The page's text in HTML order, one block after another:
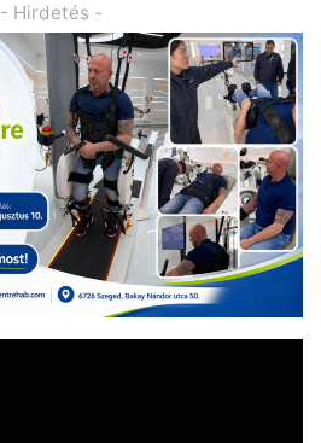
- Hirdetés -